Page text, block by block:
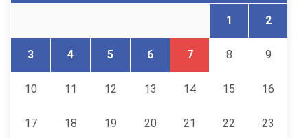
1 2
3 4 5 6 7 8 9
10 11 12 13 14 15 16
17 18 19 20 21 22 23